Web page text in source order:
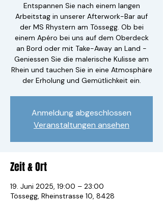
Entspannen Sie nach einem langen
Arbeitstag in unserer Afterwork-Bar auf
der MS Rhystern am Tössegg. Ob bei
einem Apéro bei uns auf dem Oberdeck
an Bord oder mit Take-Away an Land -
Geniessen Sie die malerische Kulisse am
Rhein und tauchen Sie in eine Atmosphäre
der Erholung und Gemütlichkeit ein.
Anmeldung abgeschlossen
Veranstaltungen ansehen
Zeit & Ort
19. Juni 2025, 19:00 – 23:00
Tössegg, Rheinstrasse 10, 8428